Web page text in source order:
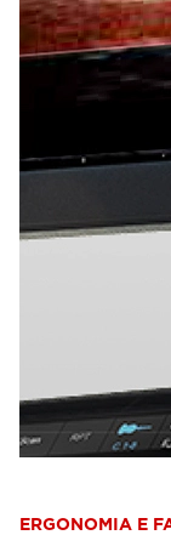
ERGONOMIA E